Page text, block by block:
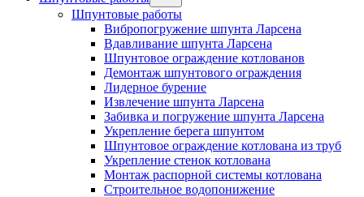
Шпунтовые работы
Вибропогружение шпунта Ларсена
Вдавливание шпунта Ларсена
Шпунтовое ограждение котлованов
Демонтаж шпунтового ограждения
Лидерное бурение
Извлечение шпунта Ларсена
Забивка и погружение шпунта Ларсена
Укрепление берега шпунтом
Шпунтовое ограждение котлована из труб
Укрепление стенок котлована
Монтаж распорной системы котлована
Строительное водопонижение